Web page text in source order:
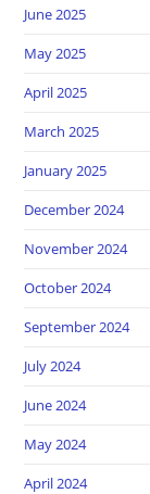
June 2025
May 2025
April 2025
March 2025
January 2025
December 2024
November 2024
October 2024
September 2024
July 2024
June 2024
May 2024
April 2024